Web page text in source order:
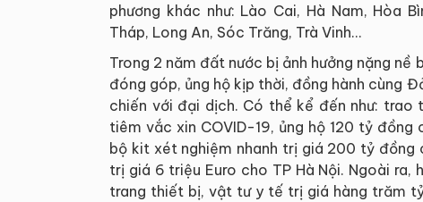
phương khác như: Lào Cai, Hà Nam, Hòa
Tháp, Long An, Sóc Trăng, Trà Vinh…
Trong 2 năm đất nước bị ảnh hưởng nặng
đóng góp, ủng hộ kịp thời, đồng hành cùng
chiến với đại dịch. Có thể kể đến như:
tiêm vắc xin COVID-19, ủng hộ 120 tỷ
bộ kit xét nghiệm nhanh trị giá 200 tỷ đồng
trị giá 6 triệu Euro cho TP Hà Nội. Ngoài ra,
trang thiết bị, vật tư y tế trị giá hàng trăm